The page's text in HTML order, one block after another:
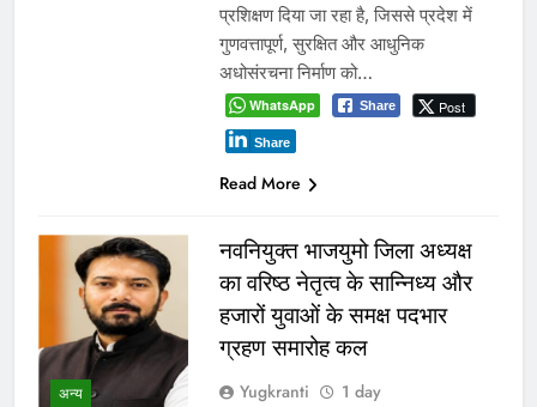
प्रशिक्षण दिया जा रहा है, जिससे प्रदेश में
गुणवत्तापूर्ण, सुरक्षित और आधुनिक
अधोसंरचना निर्माण को…
WhatsApp Share Post
Share
Read More
अन्य
नवनियुक्त भाजयुमो जिला अध्यक्ष
का वरिष्ठ नेतृत्व के सान्निध्य और
हजारों युवाओं के समक्ष पदभार
ग्रहण समारोह कल
Yugkranti
1 day